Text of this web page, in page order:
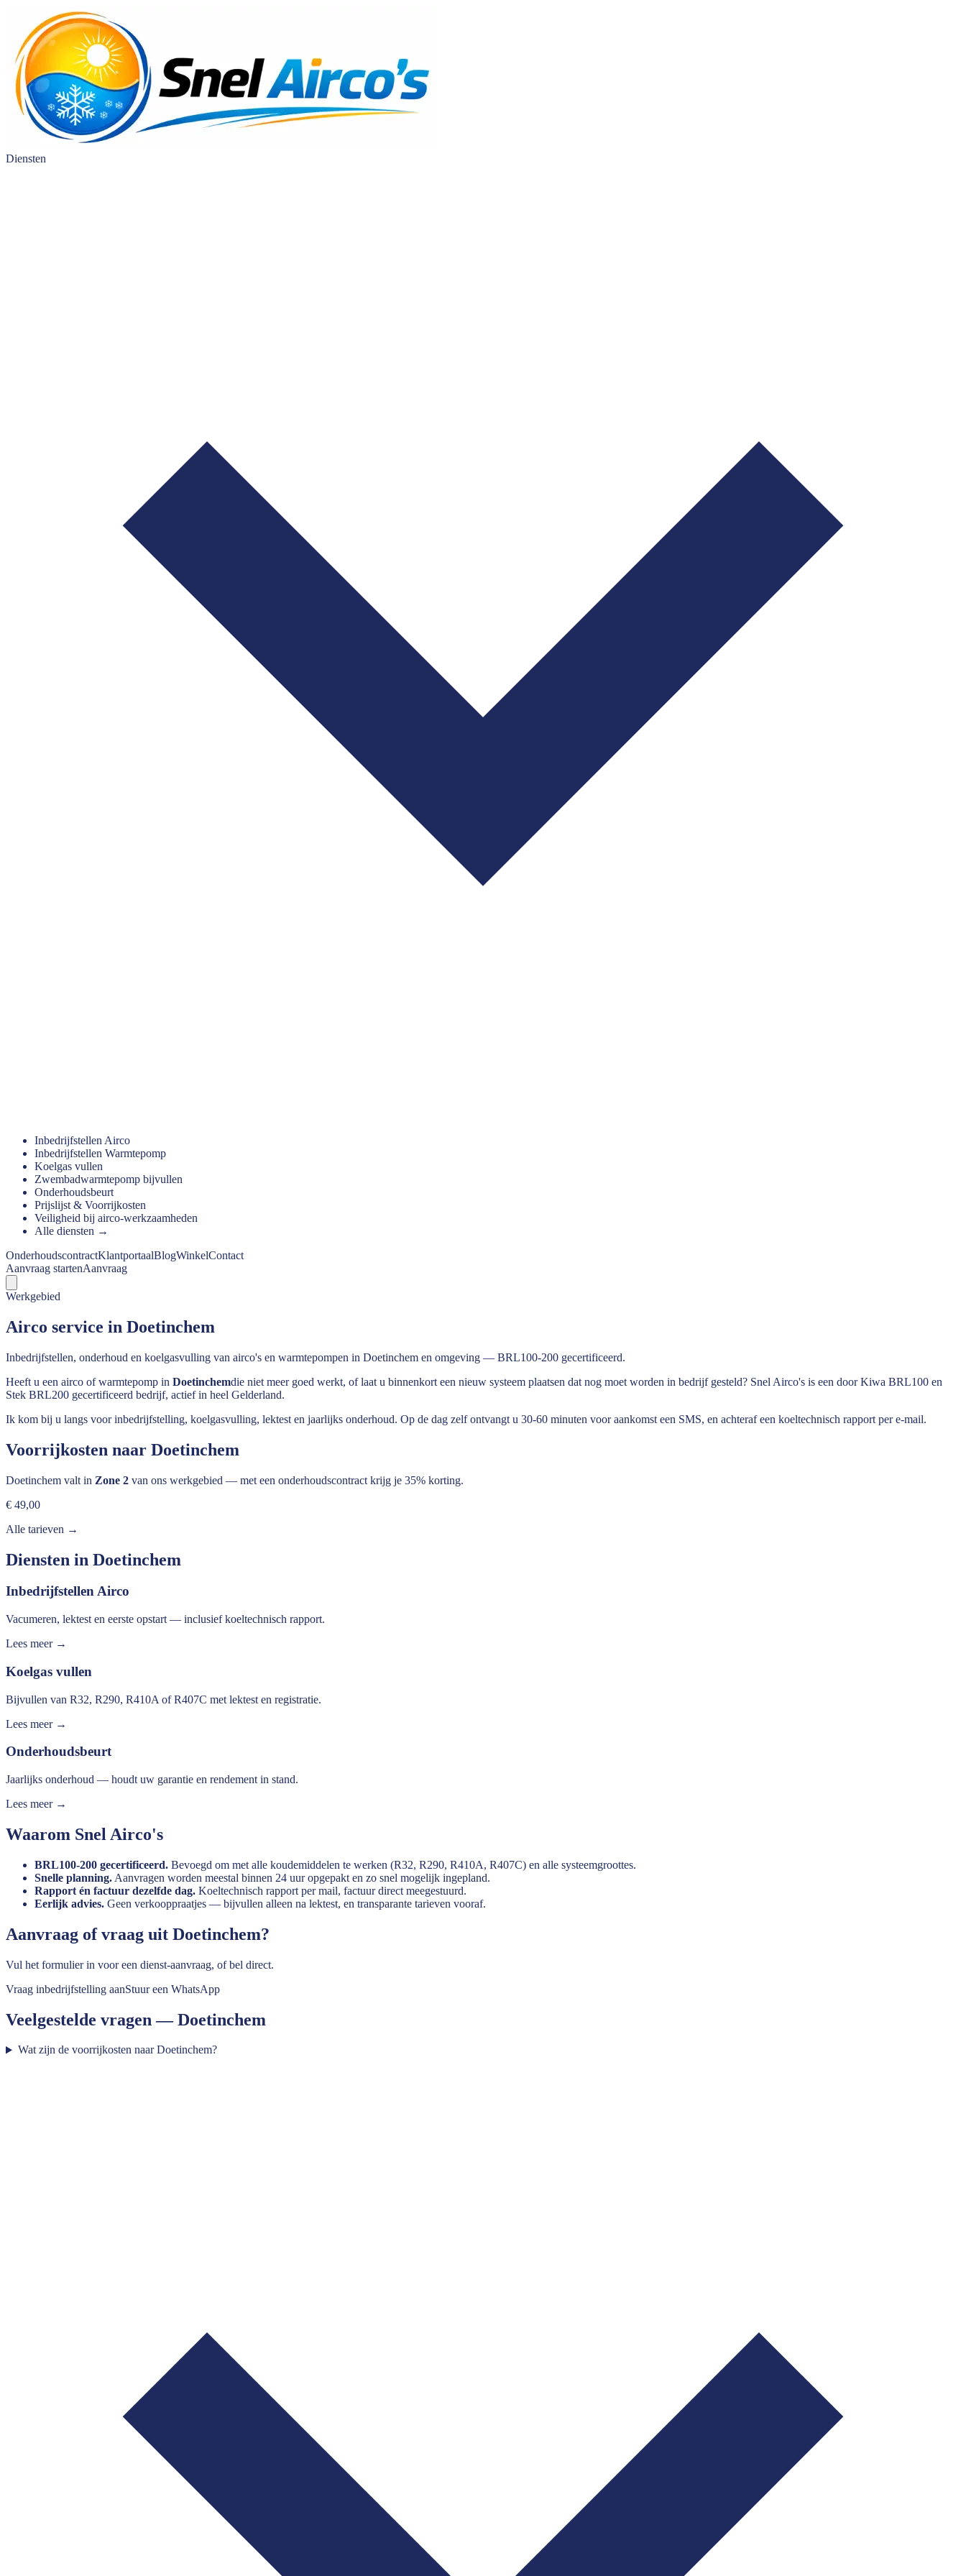
Diensten
Inbedrijfstellen Airco
Inbedrijfstellen Warmtepomp
Koelgas vullen
Zwembadwarmtepomp bijvullen
Onderhoudsbeurt
Prijslijst & Voorrijkosten
Veiligheid bij airco-werkzaamheden
Alle diensten →
OnderhoudscontractKlantportaalBlogWinkelContact
Aanvraag startenAanvraag
Werkgebied
Airco service in Doetinchem
Inbedrijfstellen, onderhoud en koelgasvulling van airco's en warmtepompen in Doetinchem en omgeving — BRL100-200 gecertificeerd.
Heeft u een airco of warmtepomp in Doetinchemdie niet meer goed werkt, of laat u binnenkort een nieuw systeem plaatsen dat nog moet worden in bedrijf gesteld? Snel Airco's is een door Kiwa BRL100 en
Stek BRL200 gecertificeerd bedrijf, actief in heel Gelderland.
Ik kom bij u langs voor inbedrijfstelling, koelgasvulling, lektest en jaarlijks onderhoud. Op de dag zelf ontvangt u 30-60 minuten voor aankomst een SMS, en achteraf een koeltechnisch rapport per e-mail.
Voorrijkosten naar Doetinchem
Doetinchem valt in Zone 2 van ons werkgebied — met een onderhoudscontract krijg je 35% korting.
€ 49,00
Alle tarieven →
Diensten in Doetinchem
Inbedrijfstellen Airco
Vacumeren, lektest en eerste opstart — inclusief koeltechnisch rapport.
Lees meer →
Koelgas vullen
Bijvullen van R32, R290, R410A of R407C met lektest en registratie.
Lees meer →
Onderhoudsbeurt
Jaarlijks onderhoud — houdt uw garantie en rendement in stand.
Lees meer →
Waarom Snel Airco's
BRL100-200 gecertificeerd. Bevoegd om met alle koudemiddelen te werken (R32, R290, R410A, R407C) en alle systeemgroottes.
Snelle planning. Aanvragen worden meestal binnen 24 uur opgepakt en zo snel mogelijk ingepland.
Rapport én factuur dezelfde dag. Koeltechnisch rapport per mail, factuur direct meegestuurd.
Eerlijk advies. Geen verkooppraatjes — bijvullen alleen na lektest, en transparante tarieven vooraf.
Aanvraag of vraag uit Doetinchem?
Vul het formulier in voor een dienst-aanvraag, of bel direct.
Vraag inbedrijfstelling aanStuur een WhatsApp
Veelgestelde vragen —Doetinchem
Wat zijn de voorrijkosten naar Doetinchem?